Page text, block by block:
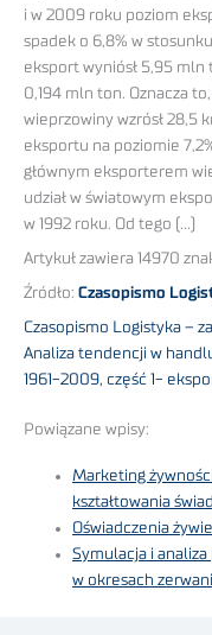
i w 2009 roku poziom
spadek o 6,8% w
eksport wyniósł 5,95 mln
0,194 mln ton. Oznacza
wieprzowiny wzrósł 28,5
eksportu na poziomie
głównym eksporterem
udział w światowym
w 1992 roku. Od tego (…)
Artykuł zawiera 14970
Źródło: Czasopismo
Czasopismo Logistyka –
Analiza tendencji w
1961-2009, część 1-
Powiązane wpisy:
Marketing
kształtowania
Oświadczenia
Symulacja i
w okresach